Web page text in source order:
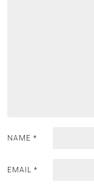
NAME *
EMAIL *